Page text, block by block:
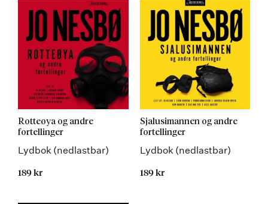
Rotteøya og andre
fortellinger
Lydbok (nedlastbar)
189 kr
Sjalusimannen og andre
fortellinger
Lydbok (nedlastbar)
189 kr